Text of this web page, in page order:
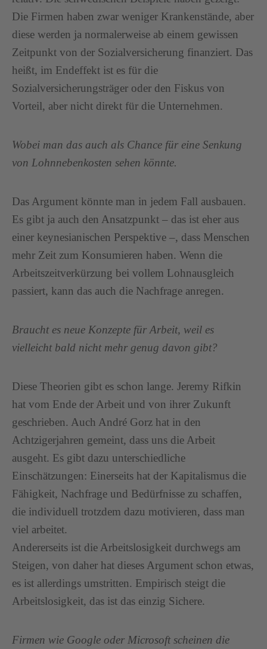
Die Firmen haben zwar weniger Krankenstände, aber
diese werden ja normalerweise ab einem gewissen
Zeitpunkt von der Sozialversicherung finanziert. Das
heißt, im Endeffekt ist es für die
Sozialversicherungsträger oder den Fiskus von
Vorteil, aber nicht direkt für die Unternehmen.
Wobei man das auch als Chance für eine Senkung
von Lohnnebenkosten sehen könnte.
Das Argument könnte man in jedem Fall ausbauen.
Es gibt ja auch den Ansatzpunkt – das ist eher aus
einer keynesianischen Perspektive –, dass Menschen
mehr Zeit zum Konsumieren haben. Wenn die
Arbeitszeitverkürzung bei vollem Lohnausgleich
passiert, kann das auch die Nachfrage anregen.
Braucht es neue Konzepte für Arbeit, weil es
vielleicht bald nicht mehr genug davon gibt?
Diese Theorien gibt es schon lange. Jeremy Rifkin
hat vom Ende der Arbeit und von ihrer Zukunft
geschrieben. Auch André Gorz hat in den
Achtzigerjahren gemeint, dass uns die Arbeit
ausgeht. Es gibt dazu unterschiedliche
Einschätzungen: Einerseits hat der Kapitalismus die
Fähigkeit, Nachfrage und Bedürfnisse zu schaffen,
die individuell trotzdem dazu motivieren, dass man
viel arbeitet.
Andererseits ist die Arbeitslosigkeit durchwegs am
Steigen, von daher hat dieses Argument schon etwas,
es ist allerdings umstritten. Empirisch steigt die
Arbeitslosigkeit, das ist das einzig Sichere.
Firmen wie Google oder Microsoft scheinen die